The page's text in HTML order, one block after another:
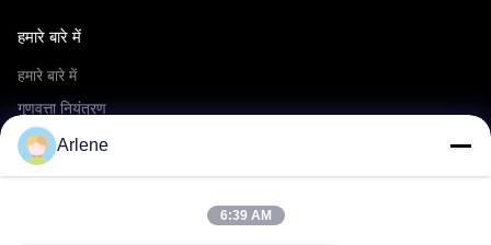
हमारे बारे में
हमारे बारे में
गुणवत्ता नियंत्रण
OEM/ODM सेवा
घटनाएँ एवं समाचार
Arlene
6:39 AM